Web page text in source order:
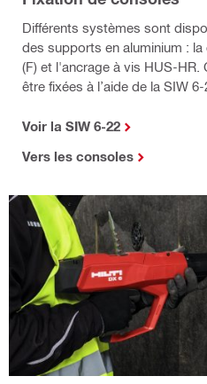
Différents systèmes sont
des supports en aluminium :
(F) et l'ancrage à vis HUS-HR.
être fixées à l’aide de la SIW 6-
Voir la SIW 6-22
Vers les consoles